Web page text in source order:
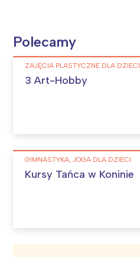
Polecamy
ZAJĘCIA PLASTYCZNE DLA DZIECI
3 Art-Hobby
GIMNASTYKA, JOGA DLA DZIECI
Kursy Tańca w Koninie